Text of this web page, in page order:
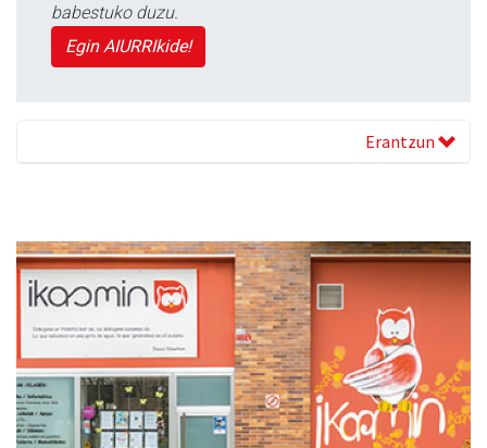
babestuko duzu.
Egin AIURRIkide!
Erantzun